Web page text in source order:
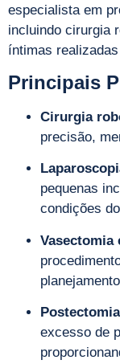
especialista em
incluindo cirurgia
íntimas
Principais
Cirurgia
precisão,
pequenas
condições
Vasectomia
excesso de